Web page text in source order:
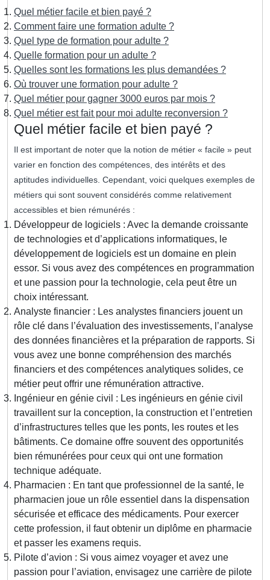
Quel métier facile et bien payé ?
Comment faire une formation adulte ?
Quel type de formation pour adulte ?
Quelle formation pour un adulte ?
Quelles sont les formations les plus demandées ?
Où trouver une formation pour adulte ?
Quel métier pour gagner 3000 euros par mois ?
Quel métier est fait pour moi adulte reconversion ?
Quel métier facile et bien payé ?
Il est important de noter que la notion de métier « facile » peut
varier en fonction des compétences, des intérêts et des
aptitudes individuelles. Cependant, voici quelques exemples de
métiers qui sont souvent considérés comme relativement
accessibles et bien rémunérés :
Développeur de logiciels : Avec la demande croissante
de technologies et d’applications informatiques, le
développement de logiciels est un domaine en plein
essor. Si vous avez des compétences en programmation
et une passion pour la technologie, cela peut être un
choix intéressant.
Analyste financier : Les analystes financiers jouent un
rôle clé dans l’évaluation des investissements, l’analyse
des données financières et la préparation de rapports. Si
vous avez une bonne compréhension des marchés
financiers et des compétences analytiques solides, ce
métier peut offrir une rémunération attractive.
Ingénieur en génie civil : Les ingénieurs en génie civil
travaillent sur la conception, la construction et l’entretien
d’infrastructures telles que les ponts, les routes et les
bâtiments. Ce domaine offre souvent des opportunités
bien rémunérées pour ceux qui ont une formation
technique adéquate.
Pharmacien : En tant que professionnel de la santé, le
pharmacien joue un rôle essentiel dans la dispensation
sécurisée et efficace des médicaments. Pour exercer
cette profession, il faut obtenir un diplôme en pharmacie
et passer les examens requis.
Pilote d’avion : Si vous aimez voyager et avez une
passion pour l’aviation, envisagez une carrière de pilote